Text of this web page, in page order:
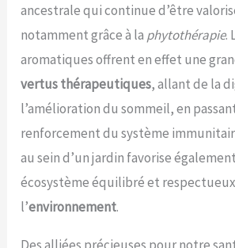
ancestrale qui continue d’être
notamment grâce à la phytothérapie.
aromatiques offrent en effet une
vertus thérapeutiques, allant de la
l’amélioration du sommeil, en
renforcement du système
au sein d’un jardin favorise
écosystème équilibré et
l’environnement.
Des alliées précieuses pour notre